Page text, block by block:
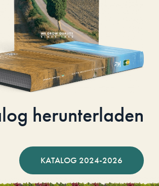
herunterladen
KATALOG 2024-2026